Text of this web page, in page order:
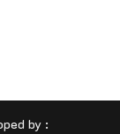
by :